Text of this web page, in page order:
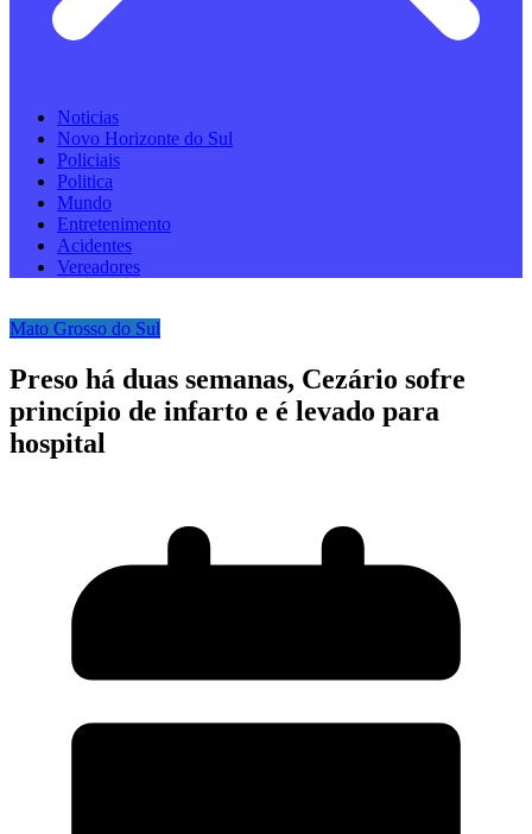
Noticias
Novo Horizonte do Sul
Policiais
Politica
Mundo
Entretenimento
Acidentes
Vereadores
Mato Grosso do Sul
Preso há duas semanas, Cezário sofre
princípio de infarto e é levado para
hospital